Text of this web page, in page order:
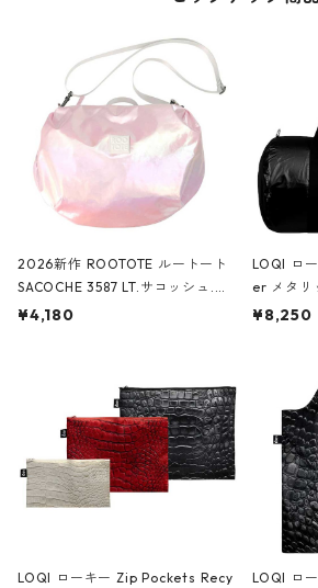
2026新作 ROOTOTE ルートート
SACOCHE 3587 LT.サコッシュ.ル
ミエ-B ショルダーバッグ グロスピ
¥4,180
LOQI ロ
er メタリ
ボストン
Black ジ
ア/クラウ
¥8,250
LOQI ローキー Zip Pockets Recy
LOQI ロ